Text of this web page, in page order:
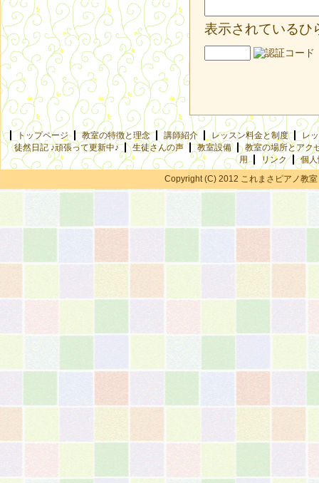
表示されているひ
トップページ 教室の特徴と理念 講師紹介 レッスン料金と制度
レ
徒然日記 ♪頑張って更新中♪
生徒さんの声 教室設備
教室の場所とアク
用
リンク
個
Copyright (C) 2012 これまさピアノ教